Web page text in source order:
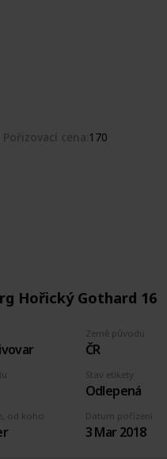
Pořizovací cena 170
Hořický Gothard 16
Země původu
ČR
od koho
Stav etikety
Odlepená
Datum pořízení
3 Mar 2018